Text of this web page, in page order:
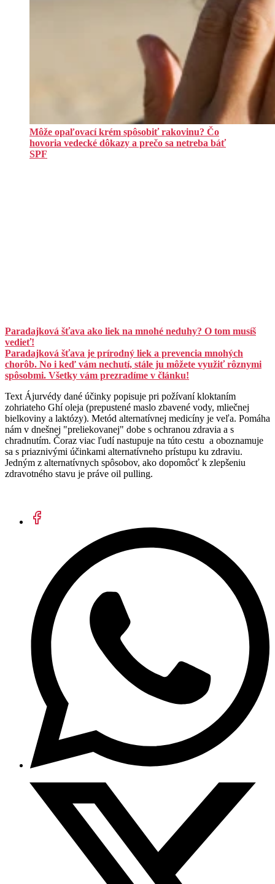
Môže opaľovací krém spôsobiť rakovinu? Čo
hovoria vedecké dôkazy a prečo sa netreba báť
SPF
Paradajková šťava ako liek na mnohé neduhy? O tom musíš
vedieť!
Paradajková šťava je prírodný liek a prevencia mnohých
chorôb. No i keď vám nechutí, stále ju môžete využiť rôznymi
spôsobmi. Všetky vám prezradíme v článku!
Text Ájurvédy dané účinky popisuje pri požívaní kloktaním
zohriateho Ghí oleja (prepustené maslo zbavené vody, mliečnej
bielkoviny a laktózy). Metód alternatívnej medicíny je veľa. Pomáha
nám v dnešnej "preliekovanej" dobe s ochranou zdravia a s
chradnutím. Čoraz viac ľudí nastupuje na túto cestu a oboznamuje
sa s priaznivými účinkami alternatívneho prístupu ku zdraviu.
Jedným z alternatívnych spôsobov, ako dopomôcť k zlepšeniu
zdravotného stavu je práve oil pulling.